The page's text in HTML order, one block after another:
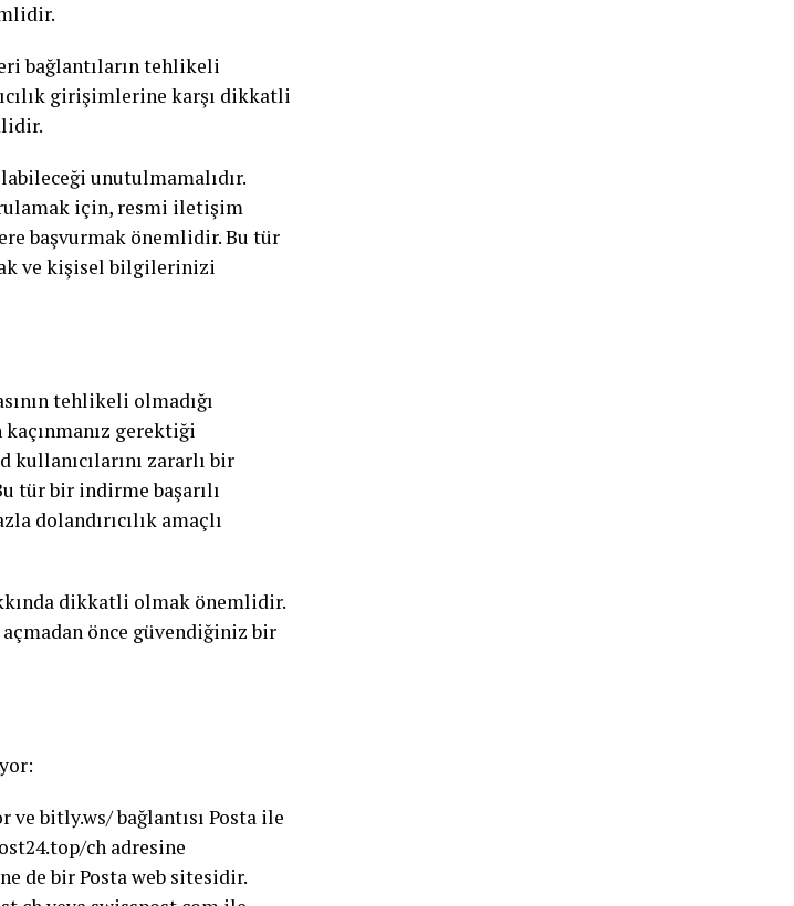
bağlantıların tehlikeli
girişimlerine karşı dikkatli
unutulmamalıdır.
için, resmi iletişim
başvurmak önemlidir. Bu tür
ve kişisel bilgilerinizi
tehlikeli olmadığı
gerektiği
kullanıcılarını zararlı bir
tür bir indirme başarılı
dolandırıcılık amaçlı
dikkatli olmak önemlidir.
açmadan önce güvendiğiniz bir
ve bitly.ws/ bağlantısı Posta ile
ch adresine
de bir Posta web sitesidir.